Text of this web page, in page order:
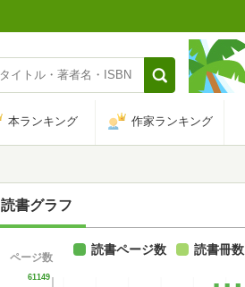
本ランキング 作家ランキング
読書グラフ
61149
ページ数
読書ページ数 読書冊数